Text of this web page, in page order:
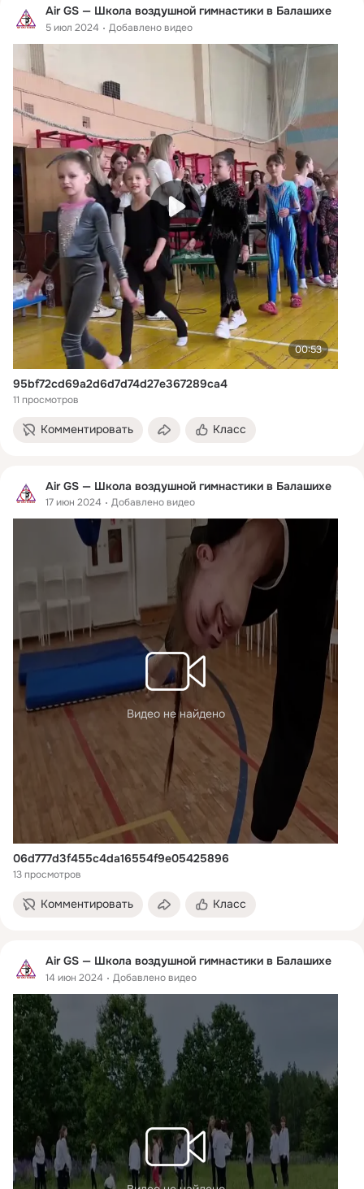
Air GS — Школа воздушной гимнастики в Балашихе
5 июл 2024 Добавлено видео
00:53
95bf72cd69a2d6d7d74d27e367289ca4
11 просмотров
Комментировать Класс
Air GS — Школа воздушной гимнастики в Балашихе
17 июн 2024 Добавлено видео
Видео не найдено
06d777d3f455c4da16554f9e05425896
13 просмотров
Комментировать Класс
Air GS — Школа воздушной гимнастики в Балашихе
14 июн 2024 Добавлено видео